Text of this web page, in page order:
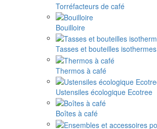
Torréfacteurs de café
Bouilloire
Tasses et bouteilles isothermes
Thermos à café
Ustensiles écologique Ecotree
Boîtes à café